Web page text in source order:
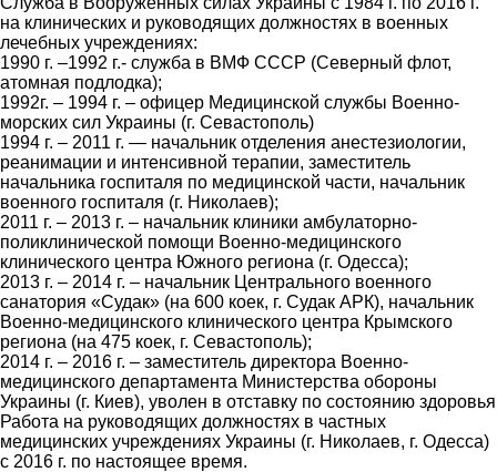
на клинических и руководящих должностях в военных
лечебных учреждениях:
1990 г. –1992 г.- служба в ВМФ СССР (Северный флот,
атомная подлодка);
1992г. – 1994 г. – офицер Медицинской службы Военно-
морских сил Украины (г. Севастополь)
1994 г. – 2011 г. — начальник отделения анестезиологии,
реанимации и интенсивной терапии, заместитель
начальника госпиталя по медицинской части, начальник
военного госпиталя (г. Николаев);
2011 г. – 2013 г. – начальник клиники амбулаторно-
поликлинической помощи Военно-медицинского
клинического центра Южного региона (г. Одесса);
2013 г. – 2014 г. – начальник Центрального военного
санатория «Судак» (на 600 коек, г. Судак АРК), начальник
Военно-медицинского клинического центра Крымского
региона (на 475 коек, г. Севастополь);
2014 г. – 2016 г. – заместитель директора Военно-
медицинского департамента Министерства обороны
Украины (г. Киев), уволен в отставку по состоянию здоровья
Работа на руководящих должностях в частных
медицинских учреждениях Украины (г. Николаев, г. Одесса)
с 2016 г. по настоящее время.